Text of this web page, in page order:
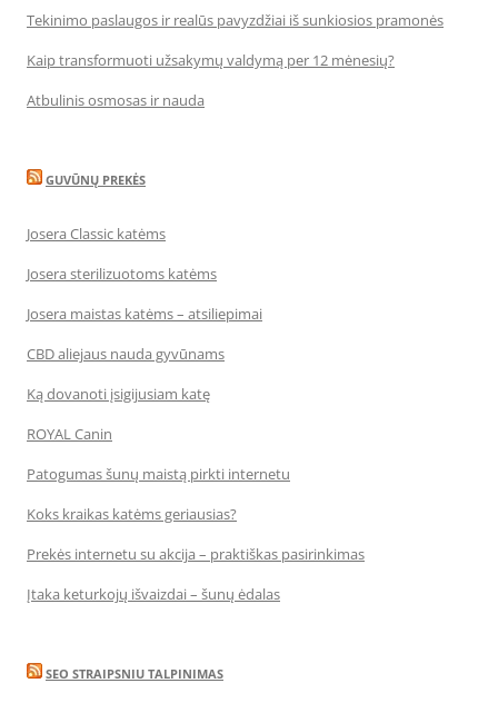
Tekinimo paslaugos ir realūs pavyzdžiai iš sunkiosios pramonės
Kaip transformuoti užsakymų valdymą per 12 mėnesių?
Atbulinis osmosas ir nauda
GUVŪNŲ PREKĖS
Josera Classic katėms
Josera sterilizuotoms katėms
Josera maistas katėms – atsiliepimai
CBD aliejaus nauda gyvūnams
Ką dovanoti įsigijusiam katę
ROYAL Canin
Patogumas šunų maistą pirkti internetu
Koks kraikas katėms geriausias?
Prekės internetu su akcija – praktiškas pasirinkimas
Įtaka keturkojų išvaizdai – šunų ėdalas
SEO STRAIPSNIU TALPINIMAS